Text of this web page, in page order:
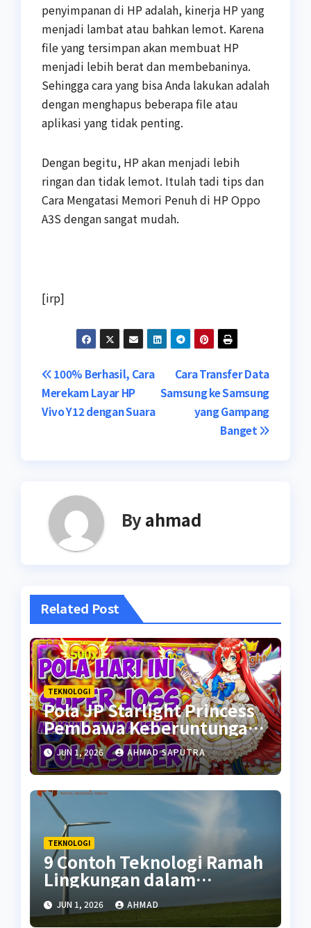
penyimpanan di HP adalah, kinerja HP yang
menjadi lambat atau bahkan lemot. Karena
file yang tersimpan akan membuat HP
menjadi lebih berat dan membebaninya.
Sehingga cara yang bisa Anda lakukan adalah
dengan menghapus beberapa file atau
aplikasi yang tidak penting.
Dengan begitu, HP akan menjadi lebih
ringan dan tidak lemot. Itulah tadi tips dan
Cara Mengatasi Memori Penuh di HP Oppo
A3S dengan sangat mudah.
[irp]
Navigasi
pos
Cara Transfer Data
Samsung ke Samsung
yang Gampang
Banget
100% Berhasil, Cara
Merekam Layar HP
Vivo Y12 dengan Suara
Byahmad
Related Post
TEKNOLOGI
Pola JP Starlight Princess
Pembawa Keberuntungan
Awal Tahun 2024
JUN 1, 2026 AHMAD SAPUTRA
TEKNOLOGI
9 Contoh Teknologi Ramah
Lingkungan dalam
Kehidupan
JUN 1, 2026 AHMAD